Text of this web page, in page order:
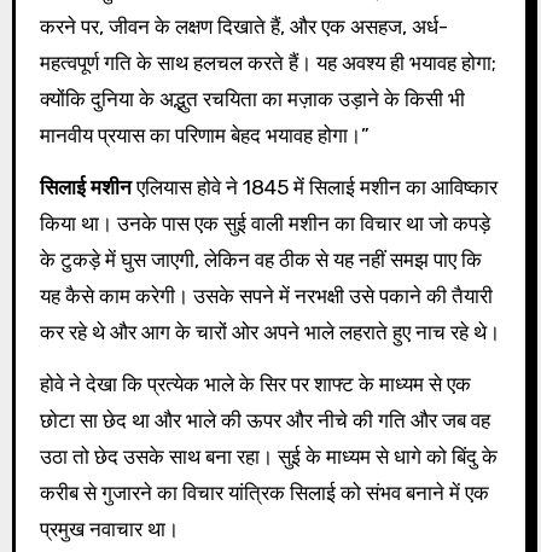
करने पर, जीवन के लक्षण दिखाते हैं, और एक असहज, अर्ध-
महत्वपूर्ण गति के साथ हलचल करते हैं। यह अवश्य ही भयावह होगा;
क्योंकि दुनिया के अद्भुत रचयिता का मज़ाक उड़ाने के किसी भी
मानवीय प्रयास का परिणाम बेहद भयावह होगा।”
सिलाई मशीनएलियास होवे ने 1845 में सिलाई मशीन का आविष्कार
किया था। उनके पास एक सुई वाली मशीन का विचार था जो कपड़े
के टुकड़े में घुस जाएगी, लेकिन वह ठीक से यह नहीं समझ पाए कि
यह कैसे काम करेगी। उसके सपने में नरभक्षी उसे पकाने की तैयारी
कर रहे थे और आग के चारों ओर अपने भाले लहराते हुए नाच रहे थे।
होवे ने देखा कि प्रत्येक भाले के सिर पर शाफ्ट के माध्यम से एक
छोटा सा छेद था और भाले की ऊपर और नीचे की गति और जब वह
उठा तो छेद उसके साथ बना रहा। सुई के माध्यम से धागे को बिंदु के
करीब से गुजारने का विचार यांत्रिक सिलाई को संभव बनाने में एक
प्रमुख नवाचार था।